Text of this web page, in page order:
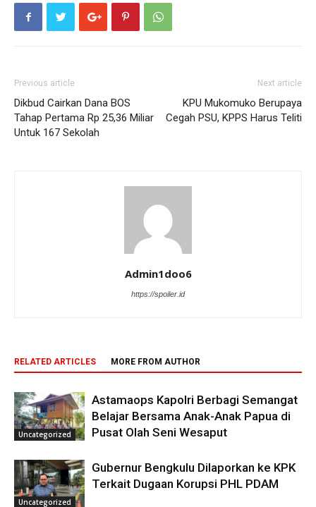
Previous article
Dikbud Cairkan Dana BOS
Tahap Pertama Rp 25,36 Miliar
Untuk 167 Sekolah
Next article
KPU Mukomuko Berupaya
Cegah PSU, KPPS Harus Teliti
Admin1doo6
https://spoiler.id
RELATED ARTICLES MORE FROM AUTHOR
Uncategorized
Astamaops Kapolri Berbagi Semangat
Belajar Bersama Anak-Anak Papua di
Pusat Olah Seni Wesaput
Uncategorized
Gubernur Bengkulu Dilaporkan ke KPK
Terkait Dugaan Korupsi PHL PDAM